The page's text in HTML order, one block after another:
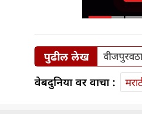
पुढील लेख
वेबदुनिया वर वाचा :